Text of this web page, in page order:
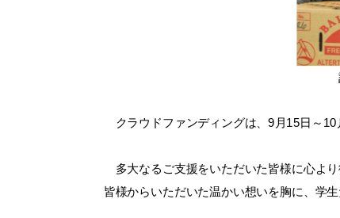
記
クラウドファンディングは、9月15日～10
多大なるご支援をいただいた皆様に心より
皆様からいただいた温かい想いを胸に、学